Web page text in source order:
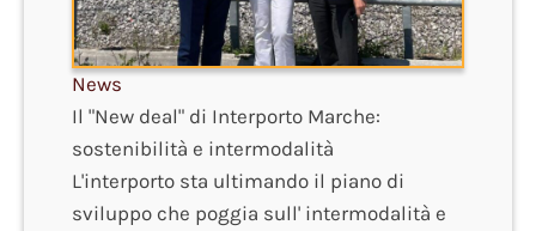
News
Il "New deal" di Interporto Marche:
sostenibilità e intermodalità
L'interporto sta ultimando il piano di
sviluppo che poggia sull' intermodalità e